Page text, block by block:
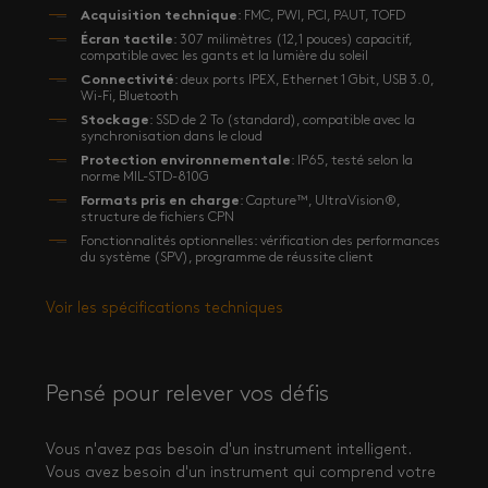
Acquisition technique: FMC, PWI, PCI, PAUT, TOFD
Écran tactile: 307 milimètres (12,1 pouces) capacitif,
compatible avec les gants et la lumière du soleil
Connectivité: deux ports IPEX, Ethernet 1 Gbit, USB 3.0,
Wi-Fi, Bluetooth
Stockage: SSD de 2 To (standard), compatible avec la
synchronisation dans le cloud
Protection environnementale: IP65, testé selon la
norme MIL-STD-810G
Formats pris en charge: Capture™, UltraVision®,
structure de fichiers CPN
Fonctionnalités optionnelles: vérification des performances
du système (SPV), programme de réussite client
Voir les spécifications techniques
Pensé pour relever vos défis
Vous n'avez pas besoin d'un instrument intelligent.
Vous avez besoin d'un instrument qui comprend votre